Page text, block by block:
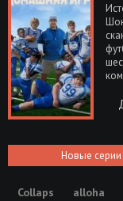
Новые серии
Collaps alloha